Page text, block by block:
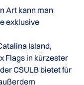
Art kann man
exklusive
Island,
Flags in kürzester
CSULB bietet für